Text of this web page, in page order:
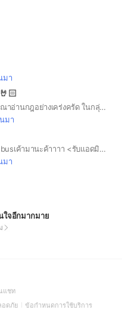
มา
แก๊งเพื่อนๆวานร เข้ามาแล้วกรุณาอ่านกฎอย่างเคร่งครัด ในกลุ่มนี้มีพี่เบนกรุณาทำตามกฎกันด้วยนะ💞 (#chipmunkben)
มา
อันยอง! สวัสดีค้าใครเป็นติ่งวง busเค้ามานะค้าาาา <รับแอดมินแค่ 14 คนน้าา> กฏน้าาา ห้ามแจกรูปเป็นวงอื่นๆ ห้ามเข้ามาป่วน ห้ามโกหก ห้ามเข้าๆออกๆ ห้ามก๊อปกลุ่ม ห้ามก๊อปตำแหน่ง ห้ามพูดคำหยาบ ห้ามทะเลาะกัน โปรยกลุ่มได้ ขอบคุณที่อ่านจนจบค่าา{감사합니다.}
มา
ใจอีกมากมาย
แชท(Open
in
อดภัย(Open
ข้อกำหนดการใช้บริการ(Open